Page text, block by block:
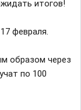
итогов!
февраля.
образом через
по 100